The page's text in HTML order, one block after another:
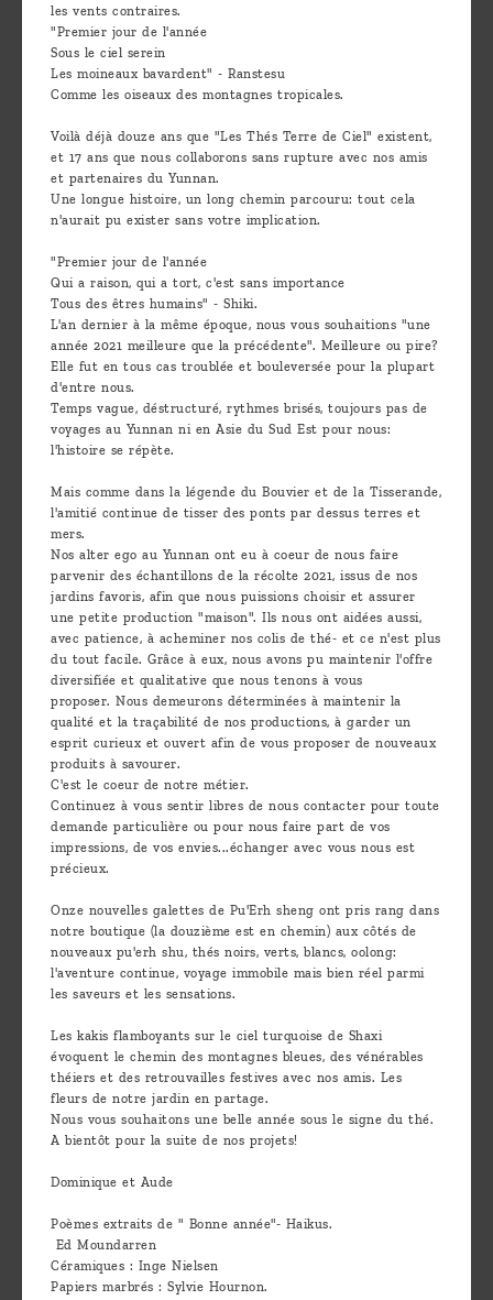
les vents contraires.
"Premier jour de l'année
Sous le ciel serein
Les moineaux bavardent" - Ranstesu
Comme les oiseaux des montagnes tropicales.
Voilà déjà douze ans que "Les Thés Terre de Ciel" existent,
et 17 ans que nous collaborons sans rupture avec nos amis
et partenaires du Yunnan.
Une longue histoire, un long chemin parcouru: tout cela
n'aurait pu exister sans votre implication.
"Premier jour de l'année
Qui a raison, qui a tort, c'est sans importance
Tous des êtres humains" - Shiki.
L'an dernier à la même époque, nous vous souhaitions "une
année 2021 meilleure que la précédente". Meilleure ou pire?
Elle fut en tous cas troublée et bouleversée pour la plupart
d'entre nous.
Temps vague, déstructuré, rythmes brisés, toujours pas de
voyages au Yunnan ni en Asie du Sud Est pour nous:
l'histoire se répète.
Mais comme dans la légende du Bouvier et de la Tisserande,
l'amitié continue de tisser des ponts par dessus terres et
mers.
Nos alter ego au Yunnan ont eu à coeur de nous faire
parvenir des échantillons de la récolte 2021, issus de nos
jardins favoris, afin que nous puissions choisir et assurer
une petite production "maison". Ils nous ont aidées aussi,
avec patience, à acheminer nos colis de thé- et ce n'est plus
du tout facile. Grâce à eux, nous avons pu maintenir l'offre
diversifiée et qualitative que nous tenons à vous
proposer. Nous demeurons déterminées à maintenir la
qualité et la traçabilité de nos productions, à garder un
esprit curieux et ouvert afin de vous proposer de nouveaux
produits à savourer.
C'est le coeur de notre métier.
Continuez à vous sentir libres de nous contacter pour toute
demande particulière ou pour nous faire part de vos
impressions, de vos envies...échanger avec vous nous est
précieux.
Onze nouvelles galettes de Pu'Erh sheng ont pris rang dans
notre boutique (la douzième est en chemin) aux côtés de
nouveaux pu'erh shu, thés noirs, verts, blancs, oolong:
l'aventure continue, voyage immobile mais bien réel parmi
les saveurs et les sensations.
Les kakis flamboyants sur le ciel turquoise de Shaxi
évoquent le chemin des montagnes bleues, des vénérables
théiers et des retrouvailles festives avec nos amis. Les
fleurs de notre jardin en partage.
Nous vous souhaitons une belle année sous le signe du thé.
A bientôt pour la suite de nos projets!
Dominique et Aude
Poèmes extraits de " Bonne année"- Haikus.
Ed Moundarren
Céramiques : Inge Nielsen
Papiers marbrés : Sylvie Hournon.